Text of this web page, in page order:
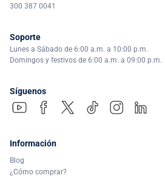
300 387 0041
Soporte
Lunes a Sábado de 6:00 a.m. a 10:00 p.m.
Domingos y festivos de 6:00 a.m. a 09:00 p.m.
Síguenos
Información
Blog
¿Cómo comprar?